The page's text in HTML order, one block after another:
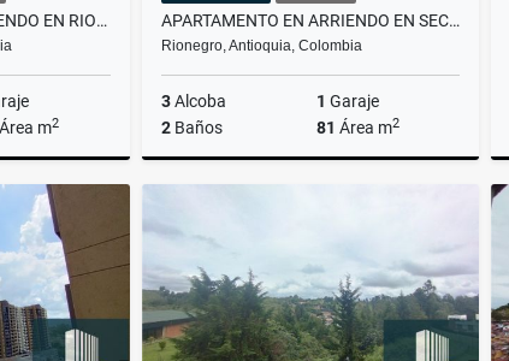
APARTAMENTO EN ARRIENDO EN RIONEGRO, SECTOR LLANO GRANDE
Área m2
Alquiler
$9.000.000
APARTAMENTO EN ARRIENDO EN SECTOR SAN ANTONIO DE PEREIRA
Rionegro, Antioquia, Colombia
3Alcoba 1 Garaje
2Baños 81 Área m2